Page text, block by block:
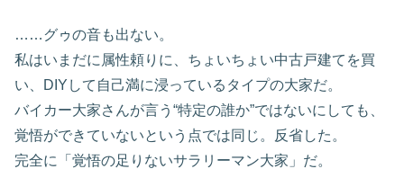
……グゥの音も出ない。
私はいまだに属性頼りに、ちょいちょい中古戸建てを買
い、DIYして自己満に浸っているタイプの大家だ。
バイカー大家さんが言う“特定の誰か”ではないにしても、
覚悟ができていないという点では同じ。反省した。
完全に「覚悟の足りないサラリーマン大家」だ。